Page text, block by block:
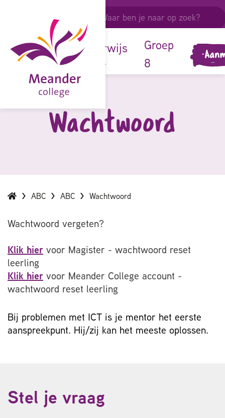
leerlingen
onze
school
onderwijs
Groep
8
Wachtwoord
ABC ABC Wachtwoord
Wachtwoord vergeten?
Klik hier voor Magister - wachtwoord reset
leerling
Klik hier voor Meander College account -
wachtwoord reset leerling
Bij problemen met ICT is je mentor het eerste
aanspreekpunt. Hij/zij kan het meeste oplossen.
Stel je vraag